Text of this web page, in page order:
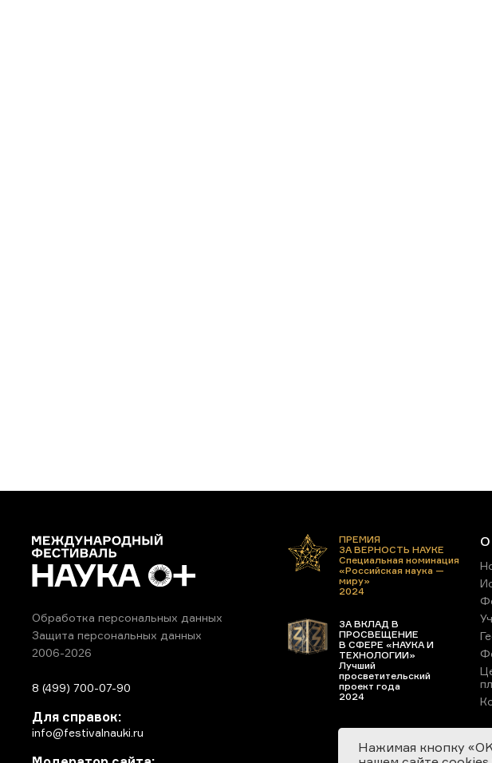
Обработка персональных данных
Защита персональных данных
2006-2026
8 (499) 700-07-90
Для справок:
info@festivalnauki.ru
ПРЕМИЯ
ЗА ВЕРНОСТЬ НАУКЕ
Специальная номинация
«Российская наука —
миру»
2024
ЗА ВКЛАД В
ПРОСВЕЩЕНИЕ
В СФЕРЕ «НАУКА И
ТЕХНОЛОГИИ»
Лучший
просветительский
проект года
2024
Нажимая кнопку